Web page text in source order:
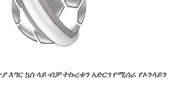
እግር ኳስ ላይ ብቻ ትኩረቱን አድርጎ የሚሰራ የኦንላይን